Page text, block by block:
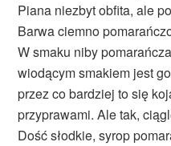
Piana niezbyt obfita, ale
Barwa ciemno
W smaku niby
wiodącym smakiem jest
przez co bardziej to się
przyprawami. Ale tak,
Dość słodkie, syrop